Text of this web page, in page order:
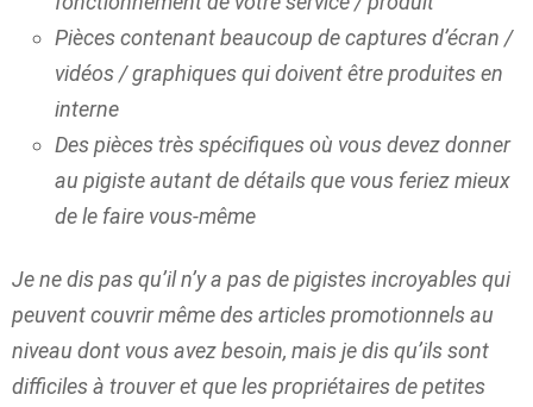
Pièces contenant beaucoup de captures d’écran /
vidéos / graphiques qui doivent être produites en
interne
Des pièces très spécifiques où vous devez donner
au pigiste autant de détails que vous feriez mieux
de le faire vous-même
Je ne dis pas qu’il n’y a pas de pigistes incroyables qui
peuvent couvrir même des articles promotionnels au
niveau dont vous avez besoin, mais je dis qu’ils sont
difficiles à trouver et que les propriétaires de petites